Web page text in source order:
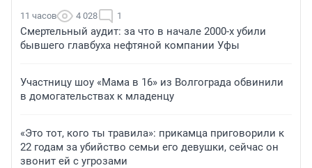
11 часов 4 028 1
Смертельный аудит: за что в начале 2000-х убили
бывшего главбуха нефтяной компании Уфы
Участницу шоу «Мама в 16» из Волгограда обвинили
в домогательствах к младенцу
«Это тот, кого ты травила»: прикамца приговорили к
22 годам за убийство семьи его девушки, сейчас он
звонит ей с угрозами